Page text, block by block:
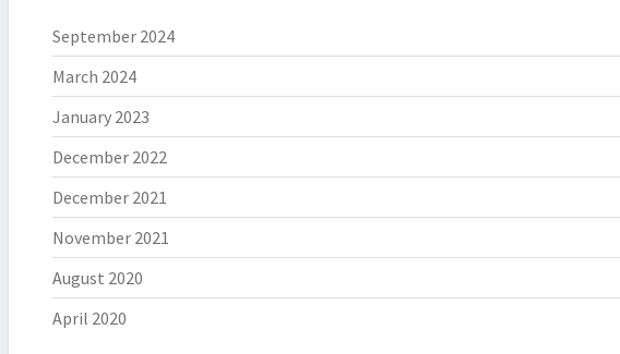
September 2024
March 2024
January 2023
December 2022
December 2021
November 2021
August 2020
April 2020